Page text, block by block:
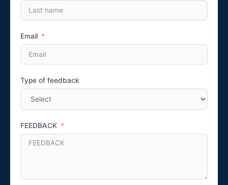
Email
Type of feedback
FEEDBACK